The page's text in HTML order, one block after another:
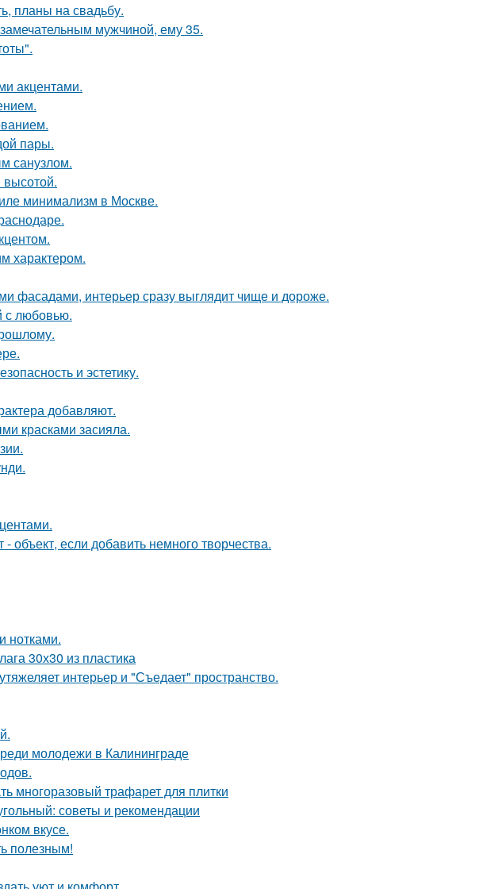
планы на свадьбу.
мужчиной, ему 35.
акцентами.
пары.
санузлом.
минимализм в Москве.
характером.
фасадами, интерьер сразу выглядит чище и дороже.
с любовью.
и эстетику.
добавляют.
красками засияла.
объект, если добавить немного творчества.
нотками.
30х30 из пластика
интерьер и "Съедает" пространство.
молодежи в Калининграде
многоразовый трафарет для плитки
советы и рекомендации
вкусе.
полезным!